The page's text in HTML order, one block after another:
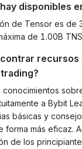
hay disponibles
de Tensor es de
de 1.00B
recursos
conocimientos
a Bybit
básicas y
forma más eficaz.
de los